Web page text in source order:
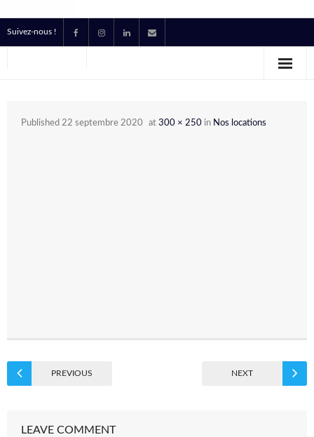
Suivez-nous !
Prestataire Technique Événementiel
Published 22 septembre 2020 at 300 × 250 in Nos locations
PREVIOUS NEXT
LEAVE COMMENT